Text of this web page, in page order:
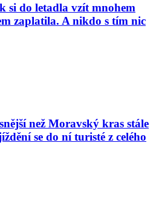
si do letadla vzít mnohem
zaplatila. A nikdo s tím nic
než Moravský kras stále
se do ní turisté z celého